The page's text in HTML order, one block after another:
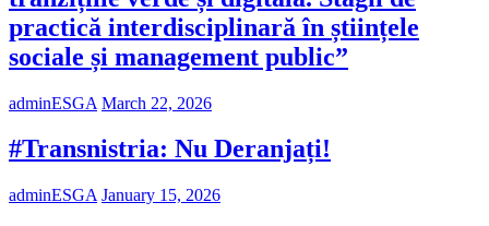
practică interdisciplinară în științele
sociale și management public”
adminESGA March 22, 2026
#Transnistria: Nu Deranjați!
adminESGA January 15, 2026